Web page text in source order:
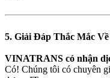
5. Giải Đáp Thắc Mắc
VINATRANS có nhận
Có! Chúng tôi có chuyên